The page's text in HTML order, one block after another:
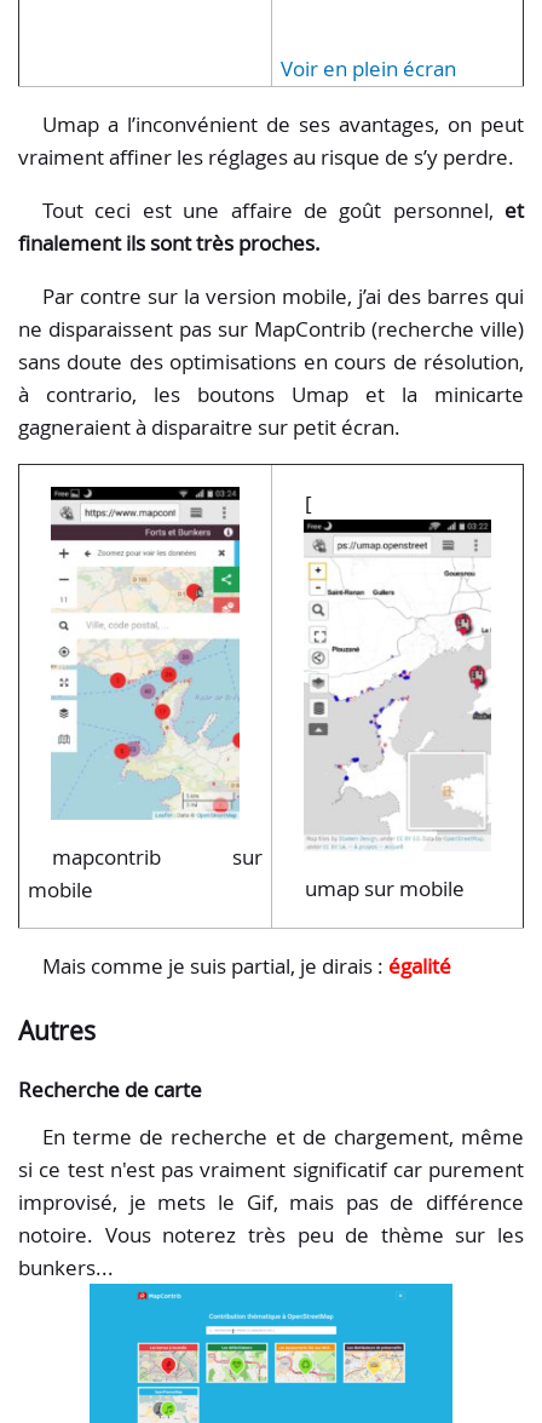
Voir en plein écran
Umap a l’inconvénient de ses avantages, on peut
vraiment affiner les réglages au risque de s’y perdre.
Tout ceci est une affaire de goût personnel, et
finalement ils sont très proches.
Par contre sur la version mobile, j’ai des barres qui
ne disparaissent pas sur MapContrib (recherche ville)
sans doute des optimisations en cours de résolution,
à contrario, les boutons Umap et la minicarte
gagneraient à disparaitre sur petit écran.
mapcontrib sur
mobile
[
umap sur mobile
Mais comme je suis partial, je dirais : égalité
Autres
Recherche de carte
En terme de recherche et de chargement, même
si ce test n'est pas vraiment significatif car purement
improvisé, je mets le Gif, mais pas de différence
notoire. Vous noterez très peu de thème sur les
bunkers...